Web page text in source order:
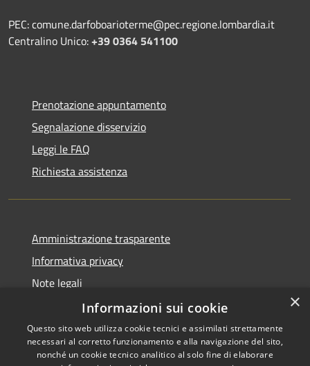
PEC: comune.darfoboarioterme@pec.regione.lombardia.it
Centralino Unico:+39 0364 541100
Prenotazione appuntamento
Segnalazione disservizio
Leggi le FAQ
Richiesta assistenza
Amministrazione trasparente
Informativa privacy
Note legali
Dichiarazione di accessibilità
×
Informazioni sui cookie
Questo sito web utilizza cookie tecnici e assimilati strettamente
necessari al corretto funzionamento e alla navigazione del sito,
nonché un cookie tecnico analitico al solo fine di elaborare